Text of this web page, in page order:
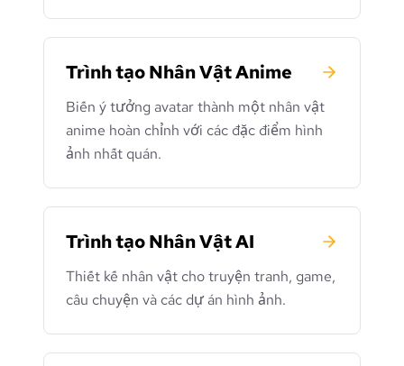
Trình tạo Nhân Vật Anime
Biến ý tưởng avatar thành một nhân vật
anime hoàn chỉnh với các đặc điểm hình
ảnh nhất quán.
Trình tạo Nhân Vật AI
Thiết kế nhân vật cho truyện tranh, game,
câu chuyện và các dự án hình ảnh.